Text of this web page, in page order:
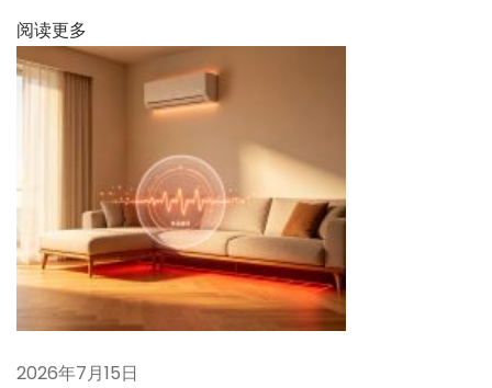
它
在
A
系
中
扮
演
么
阅读更多
2026年7月15日